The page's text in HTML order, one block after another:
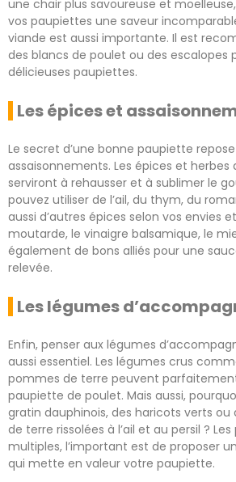
une chair plus savoureuse et
vos paupiettes une saveur
viande est aussi importante. Il est
des blancs de poulet ou des escalopes
délicieuses paupiettes.
Les épices et
Le secret d’une bonne paupiette
assaisonnements. Les épices et herbes
serviront à rehausser et à sublimer le
pouvez utiliser de l’ail, du thym, du
aussi d’autres épices selon vos envies
moutarde, le vinaigre balsamique, le
également de bons alliés pour une
relevée.
Les légumes
Enfin, penser aux légumes
aussi essentiel. Les légumes crus
pommes de terre peuvent parfaitement
paupiette de poulet. Mais aussi,
gratin dauphinois, des haricots verts
de terre rissolées à l’ail et au persil ?
multiples, l’important est de proposer
qui mette en valeur votre paupiette.